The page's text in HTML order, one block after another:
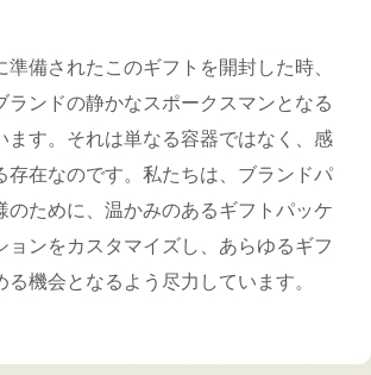
準備されたこのギフトを開封した時、
ランドの静かなスポークスマンとなる
ます。それは単なる容器ではなく、感
存在なのです。私たちは、ブランドパ
のために、温かみのあるギフトパッケ
ョンをカスタマイズし、あらゆるギフ
る機会となるよう尽力して​​います。